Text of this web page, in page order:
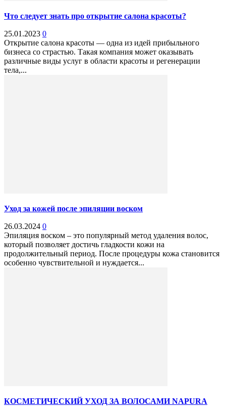
Что следует знать про открытие салона красоты?
25.01.2023 0
Открытие салона красоты — одна из идей прибыльного
бизнеса со страстью. Такая компания может оказывать
различные виды услуг в области красоты и регенерации
тела,...
Уход за кожей после эпиляции воском
26.03.2024 0
Эпиляция воском – это популярный метод удаления волос,
который позволяет достичь гладкости кожи на
продолжительный период. После процедуры кожа становится
особенно чувствительной и нуждается...
КОСМЕТИЧЕСКИЙ УХОД ЗА ВОЛОСАМИ NAPURA